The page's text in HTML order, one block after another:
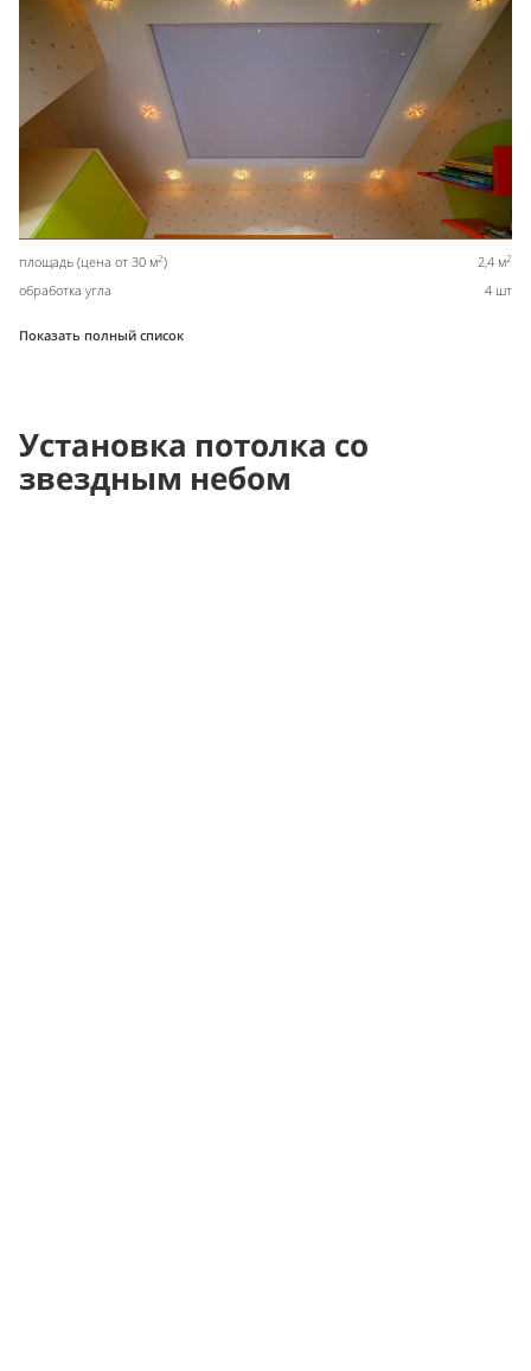
площадь (цена от 30 м2) 2,4 м2
обработка угла 4 шт
Показать полный список
Установка потолка со
звездным небом